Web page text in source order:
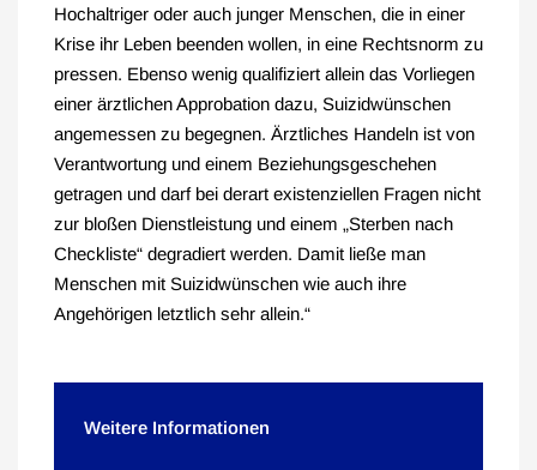
Hochaltriger oder auch junger Menschen, die in einer
Krise ihr Leben beenden wollen, in eine Rechtsnorm zu
pressen. Ebenso wenig qualifiziert allein das Vorliegen
einer ärztlichen Approbation dazu, Suizidwünschen
angemessen zu begegnen. Ärztliches Handeln ist von
Verantwortung und einem Beziehungsgeschehen
getragen und darf bei derart existenziellen Fragen nicht
zur bloßen Dienstleistung und einem „Sterben nach
Checkliste“ degradiert werden. Damit ließe man
Menschen mit Suizidwünschen wie auch ihre
Angehörigen letztlich sehr allein.“
Weitere Informationen